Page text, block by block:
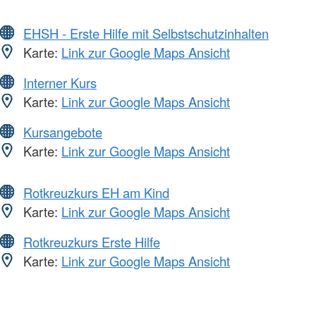
EHSH - Erste Hilfe mit Selbstschutzinhalten
Karte: Link zur Google Maps Ansicht
Interner Kurs
Karte: Link zur Google Maps Ansicht
Kursangebote
Karte: Link zur Google Maps Ansicht
Rotkreuzkurs EH am Kind
Karte: Link zur Google Maps Ansicht
Rotkreuzkurs Erste Hilfe
Karte: Link zur Google Maps Ansicht